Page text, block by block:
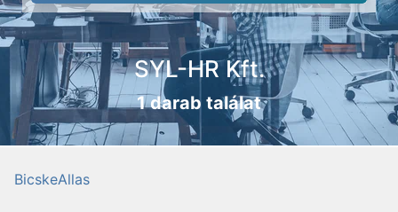
SYL-HR Kft.
1 darab találat
BicskeAllas